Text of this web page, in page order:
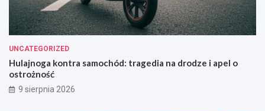
UNCATEGORIZED
Hulajnoga kontra samochód: tragedia na drodze i apel o
ostrożność
9 sierpnia 2026